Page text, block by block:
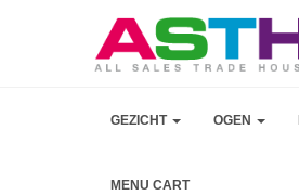
GEZICHT OGEN
MENU CART